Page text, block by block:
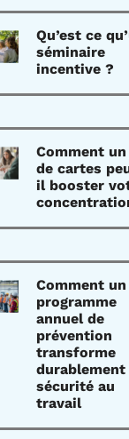
Qu’est ce
séminaire
incentive ?
Comment
de cartes
il booster
Comment un
programme
annuel de
prévention
transforme
durablement
sécurité au
travail